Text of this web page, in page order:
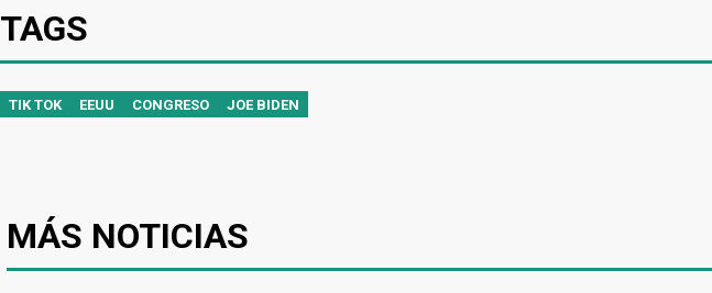
TAGS
TIK TOK EEUU CONGRESO JOE BIDEN
MÁS NOTICIAS